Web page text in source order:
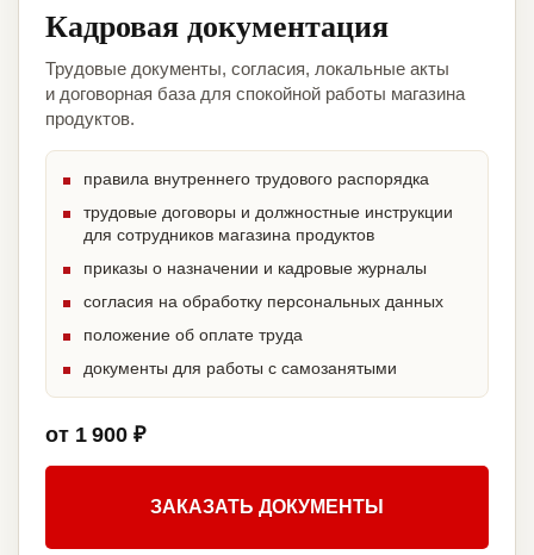
Кадровая документация
Трудовые документы, согласия, локальные акты
и договорная база для спокойной работы магазина
продуктов.
правила внутреннего трудового распорядка
трудовые договоры и должностные инструкции
для сотрудников магазина продуктов
приказы о назначении и кадровые журналы
согласия на обработку персональных данных
положение об оплате труда
документы для работы с самозанятыми
от 1 900 ₽
ЗАКАЗАТЬ ДОКУМЕНТЫ